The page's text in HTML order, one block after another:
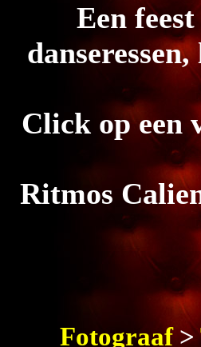
Een
Click op een
Ritmos
Fotograaf>